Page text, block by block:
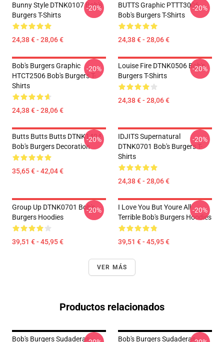
Bunny Style DTNK0107 Bob's
Burgers T-Shirts
24,38 € - 28,06 €
-20%
BUTTS Graphic PTTT3006
Bob's Burgers T-Shirts
24,38 € - 28,06 €
-20%
Bob's Burgers Graphic
HTCT2506 Bob's Burgers T-
Shirts
24,38 € - 28,06 €
-20%
Louise Fire DTNK0506 Bob's
Burgers T-Shirts
24,38 € - 28,06 €
-20%
Butts Butts Butts DTNK1404
Bob's Burgers Decoration
35,65 € - 42,04 €
-20%
IDJITS Supernatural
DTNK0701 Bob's Burgers T-
Shirts
24,38 € - 28,06 €
-20%
Group Up DTNK0701 Bob's
Burgers Hoodies
39,51 € - 45,95 €
-20%
I Love You But Youre All
Terrible Bob's Burgers Hoodies
39,51 € - 45,95 €
-20%
VER MÁS
Productos relacionados
Bob's Burgers Sudaderas -
Bob's Burgers Sudaderas -